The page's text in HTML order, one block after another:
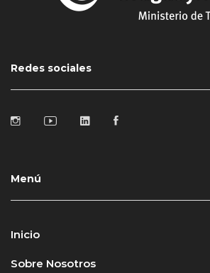
Redes sociales
Menú
Inicio
Sobre Nosotros